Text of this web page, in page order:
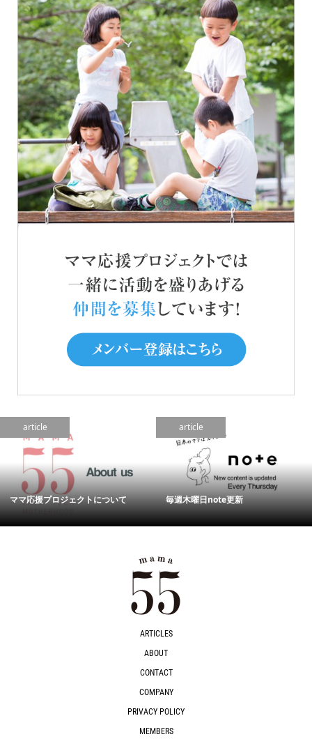
article
ママ応援プロジェクトについて
article
毎週木曜日note更新
ARTICLES
ABOUT
CONTACT
COMPANY
PRIVACY POLICY
MEMBERS